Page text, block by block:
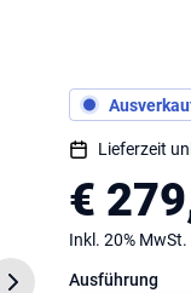
Lieferzeit
€
Inkl. 20% MwSt.
Ausführung